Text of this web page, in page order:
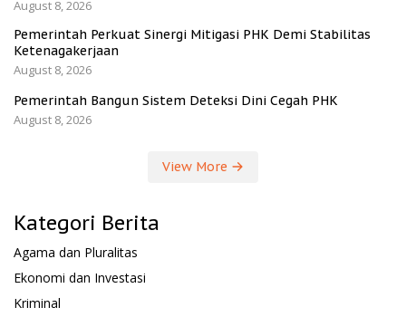
August 8, 2026
Pemerintah Perkuat Sinergi Mitigasi PHK Demi Stabilitas
Ketenagakerjaan
August 8, 2026
Pemerintah Bangun Sistem Deteksi Dini Cegah PHK
August 8, 2026
View More
Kategori Berita
Agama dan Pluralitas
Ekonomi dan Investasi
Kriminal